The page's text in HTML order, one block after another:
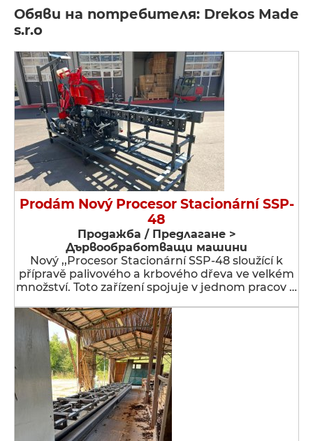
Обяви на потребителя: Drekos Made
s.r.o
Prodám Nový Procesor Stacionární SSP-
48
Продажба / Предлагане >
Дървообработващи машини
Nový ,,Procesor Stacionární SSP-48 sloužící k
přípravě palivového a krbového dřeva ve velkém
množství. Toto zařízení spojuje v jednom pracov …